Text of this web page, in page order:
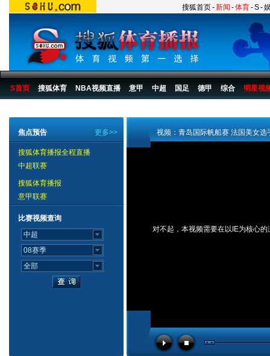
搜狐首页-新闻 -体育-S-
S首页 搜狐体育 NBA视频直播 意甲 中超 国足 德甲 综合 明星视
更多>>
焦点预告
搜狐体育播报全程直播
中超联赛
搜狐体育播报
意甲联赛
比赛视频查询
视频：青岛国际帆船赛 法国美女选
对不起，本视频需要在以IE为核心的